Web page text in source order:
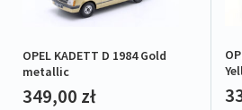
OPEL KADETT D 1984 Gold
metallic
349,00 zł